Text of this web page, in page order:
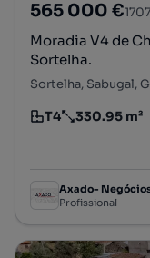
565 000 €
Moradia V4 de
Sortelha.
Sortelha, Sabugal,
Tipologia
T4
Preço por metro
330.95 m²
Axado-
Profissional